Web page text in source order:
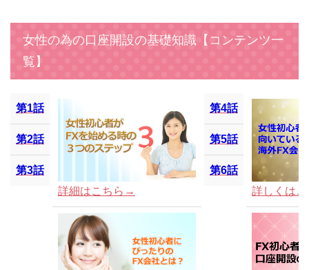
女性の為の口座開設の基礎知識【コンテンツ一
覧】
第1話
第2話
第3話
詳細はこちら→
第4話
第5話
第6話
詳しくは